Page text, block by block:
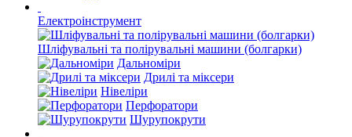
Електроінструмент
Шліфувальні та полірувальні машини (болгарки)
Дальноміри
Дрилі та міксери
Нівеліри
Перфоратори
Шурупокрути